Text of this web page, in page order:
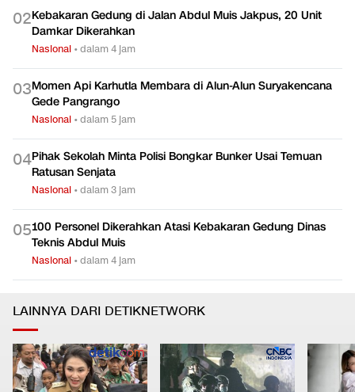
02Kebakaran Gedung di Jalan Abdul Muis Jakpus, 20 Unit
Damkar Dikerahkan
Nasional •dalam 4 jam
03Momen Api Karhutla Membara di Alun-Alun Suryakencana
Gede Pangrango
Nasional •dalam 5 jam
04Pihak Sekolah Minta Polisi Bongkar Bunker Usai Temuan
Ratusan Senjata
Nasional •dalam 3 jam
05100 Personel Dikerahkan Atasi Kebakaran Gedung Dinas
Teknis Abdul Muis
Nasional •dalam 4 jam
LAINNYA DARI DETIKNETWORK